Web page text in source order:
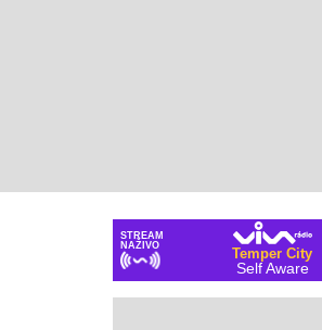
STREAM
NAŽIVO
Temper City
Self Aware